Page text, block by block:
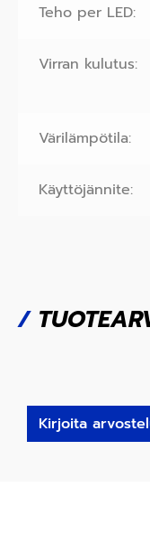
Teho per LED:
Virran kulutus:
Värilämpötila:
Käyttöjännite:
/
Kirjoita